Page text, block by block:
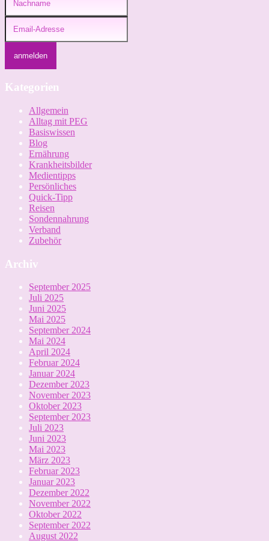
Kategorien
Allgemein
Alltag mit PEG
Basiswissen
Blog
Ernährung
Krankheitsbilder
Medientipps
Persönliches
Quick-Tipp
Reisen
Sondennahrung
Verband
Zubehör
Archiv
September 2025
Juli 2025
Juni 2025
Mai 2025
September 2024
Mai 2024
April 2024
Februar 2024
Januar 2024
Dezember 2023
November 2023
Oktober 2023
September 2023
Juli 2023
Juni 2023
Mai 2023
März 2023
Februar 2023
Januar 2023
Dezember 2022
November 2022
Oktober 2022
September 2022
August 2022